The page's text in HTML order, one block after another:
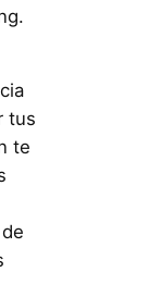
tus
te